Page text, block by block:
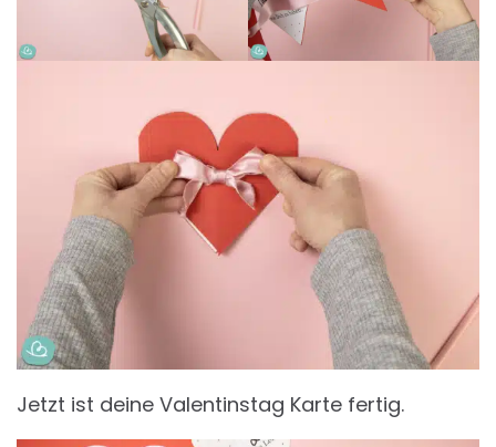
Jetzt ist deine Valentinstag Karte fertig.